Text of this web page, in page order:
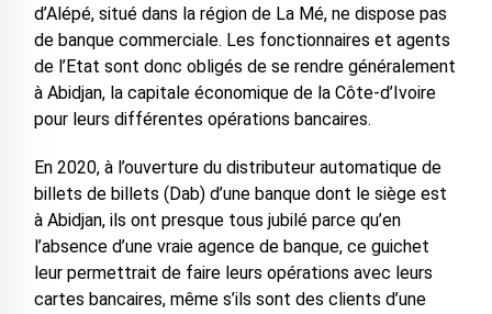
d’Alépé, situé dans la région de La Mé, ne dispose pas
de banque commerciale. Les fonctionnaires et agents
de l’Etat sont donc obligés de se rendre généralement
à Abidjan, la capitale économique de la Côte-d’Ivoire
pour leurs différentes opérations bancaires.
En 2020, à l’ouverture du distributeur automatique de
billets de billets (Dab) d’une banque dont le siège est
à Abidjan, ils ont presque tous jubilé parce qu’en
l’absence d’une vraie agence de banque, ce guichet
leur permettrait de faire leurs opérations avec leurs
cartes bancaires, même s’ils sont des clients d’une